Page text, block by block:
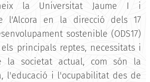
la Universitat Jaume I i
l'Alcora en la direcció dels 17
sostenible (ODS17)
principals reptes, necessitats i
la societat actual, com són la
l'educació i l'ocupabilitat des de